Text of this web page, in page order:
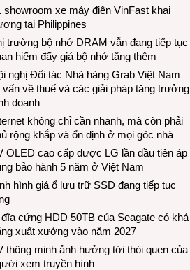
showroom xe máy điện VinFast khai
tại Philippines
trường bộ nhớ DRAM vẫn đang tiếp tục
hiếm đẩy giá bộ nhớ tăng thêm
nghị Đối tác Nhà hàng Grab Việt Nam
về thuế và các giải pháp tăng trưởng
doanh
không chỉ cần nhanh, mà còn phải
rộng khắp và ổn định ở mọi góc nhà
OLED cao cấp được LG lần đầu tiên áp
bảo hành 5 năm ở Việt Nam
hình giá ổ lưu trữ SSD đang tiếp tục
cứng HDD 50TB của Seagate có khả
xuất xưởng vào năm 2027
thông minh ảnh hưởng tới thói quen của
xem truyền hình